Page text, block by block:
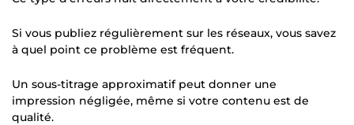
Si vous publiez régulièrement sur les réseaux, vous savez
à quel point ce problème est fréquent.
Un sous-titrage approximatif peut donner une
impression négligée, même si votre contenu est de
qualité.